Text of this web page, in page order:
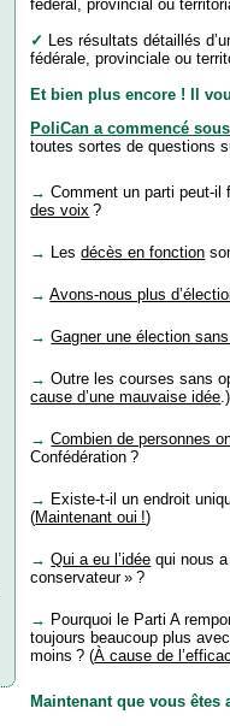
fédéral, provincial ou
✓
Les résultats détaillés
fédérale, provinciale ou
Et bien plus encore ! Il
PoliCan a commencé
toutes sortes de questions
→ Comment un parti peut-il
des voix ?
→ Lesdécès en fonction
→ Avons-nous plus
→ Gagner une élection
→ Outre les courses sans
cause d’une mauvaise idée .)
→ Combien de personnes
Confédération ?
→ Existe-t-il un endroit
(Maintenant oui !)
→ Qui a eu l’idée qui nous
conservateur » ?
→ Pourquoi le Parti A
toujours beaucoup plus
moins ? (À cause de
Maintenant que vous êtes